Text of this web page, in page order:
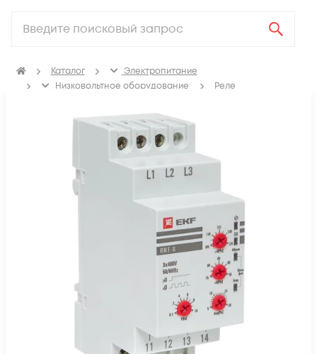
Каталог
Электропитание
Низковольтное оборудование
Реле